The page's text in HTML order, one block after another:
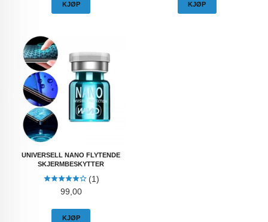
KJØP KJØP
UNIVERSELL NANO FLYTENDE
SKJERMBESKYTTER
(1)
Pris
99,00
KJØP